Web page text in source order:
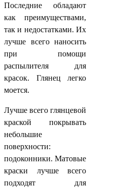
Последние обладают
как преимуществами,
так и недостатками. Их
лучше всего наносить
при помощи
распылителя для
красок. Глянец легко
моется.
Лучше всего глянцевой
краской покрывать
небольшие
поверхности:
подоконники. Матовые
краски лучше всего
подходят для